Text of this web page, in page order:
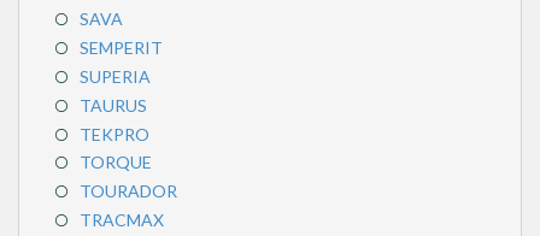
SAVA
SEMPERIT
SUPERIA
TAURUS
TEKPRO
TORQUE
TOURADOR
TRACMAX